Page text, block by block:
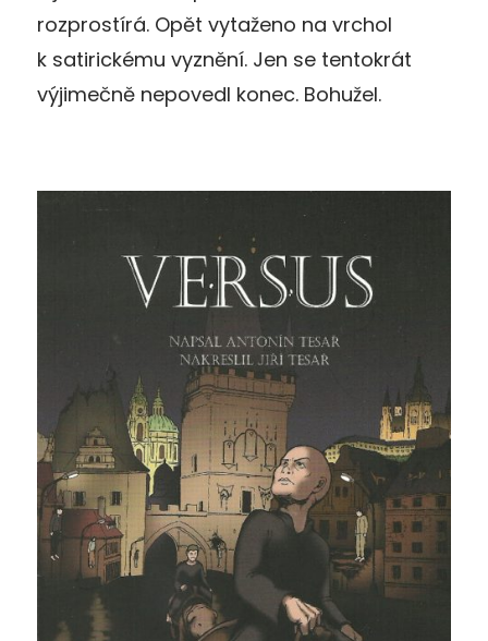
rozprostírá. Opět vytaženo na vrchol
k satirickému vyznění. Jen se tentokrát
výjimečně nepovedl konec. Bohužel.